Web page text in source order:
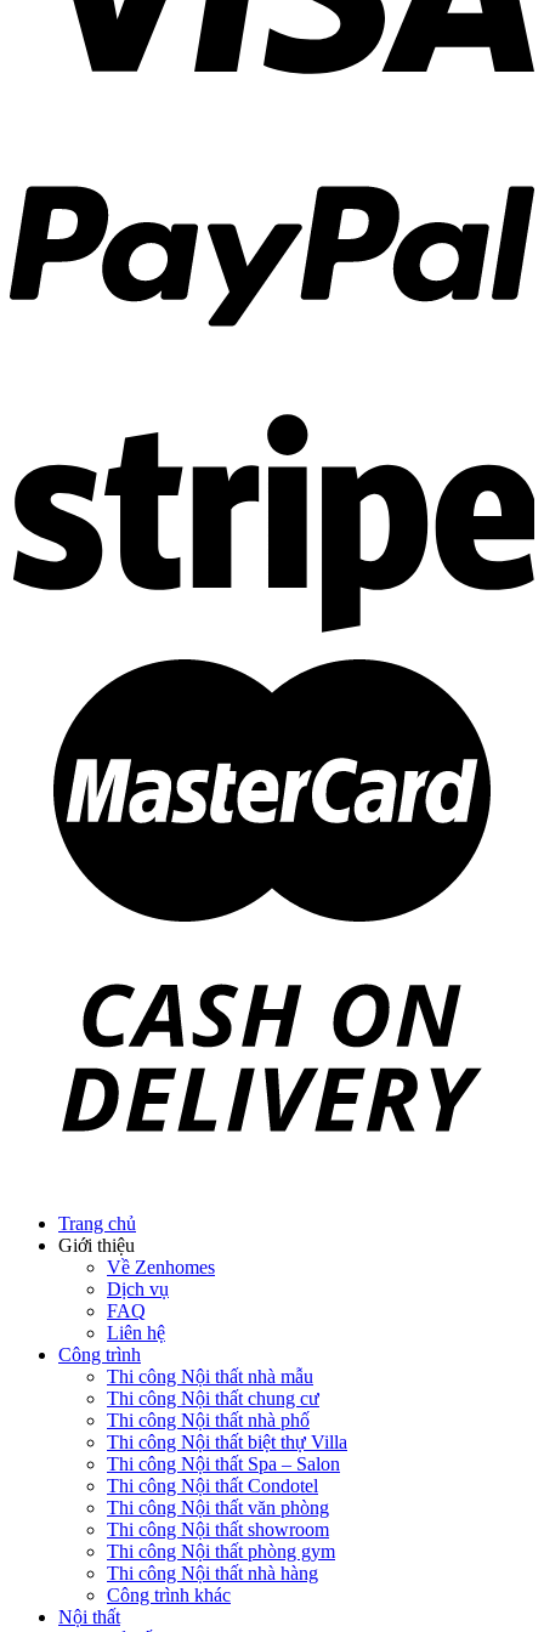
Trang chủ
Giới thiệu
Về Zenhomes
Dịch vụ
FAQ
Liên hệ
Công trình
Thi công Nội thất nhà mẫu
Thi công Nội thất chung cư
Thi công Nội thất nhà phố
Thi công Nội thất biệt thự Villa
Thi công Nội thất Spa – Salon
Thi công Nội thất Condotel
Thi công Nội thất văn phòng
Thi công Nội thất showroom
Thi công Nội thất phòng gym
Thi công Nội thất nhà hàng
Công trình khác
Nội thất